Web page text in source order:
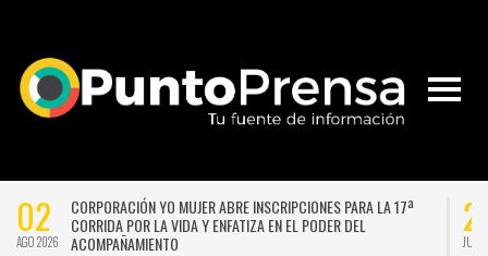
02
AGO 2026
CORPORACIÓN YO MUJER ABRE INSCRIPCIONES PARA LA 17ª
CORRIDA POR LA VIDA Y ENFATIZA EN EL PODER DEL
ACOMPAÑAMIENTO
JUL